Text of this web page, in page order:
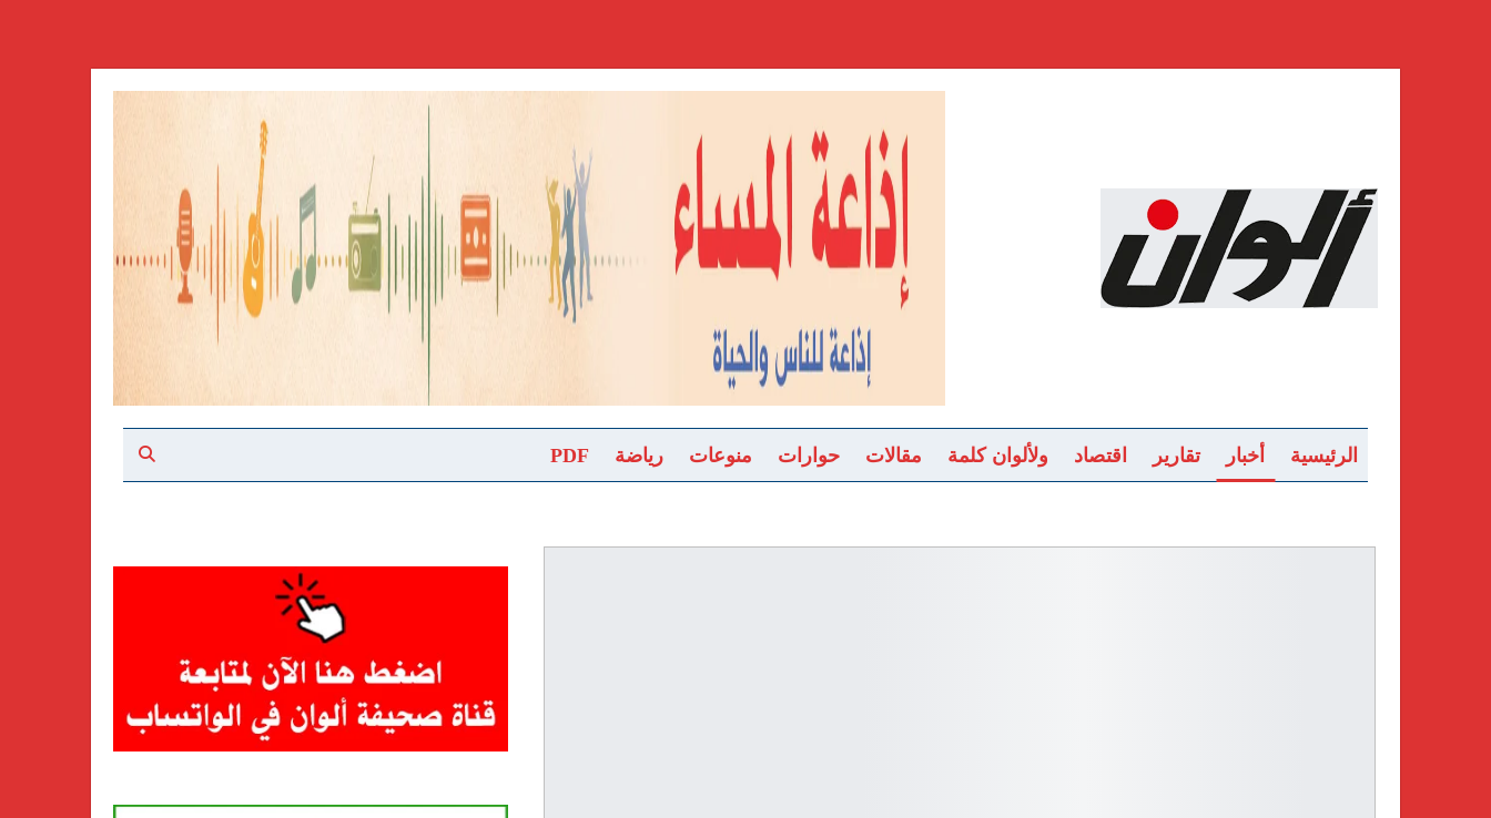
الرئيسية أخبار تقارير اقتصاد ولألوان كلمة مقالات حوارات منوعات رياضة PDF